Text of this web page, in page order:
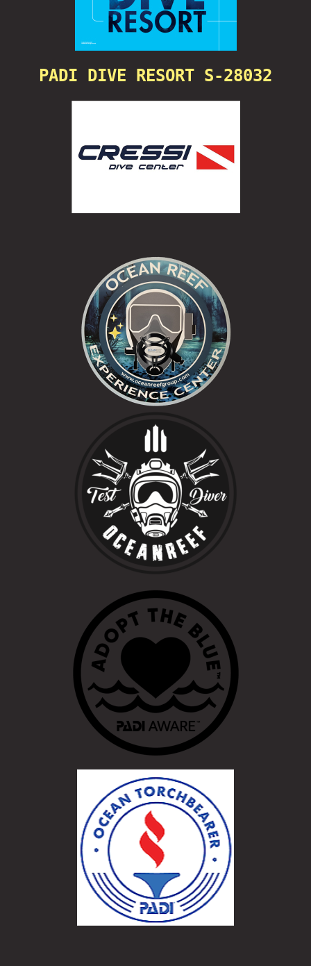
PADI DIVE RESORT S-28032